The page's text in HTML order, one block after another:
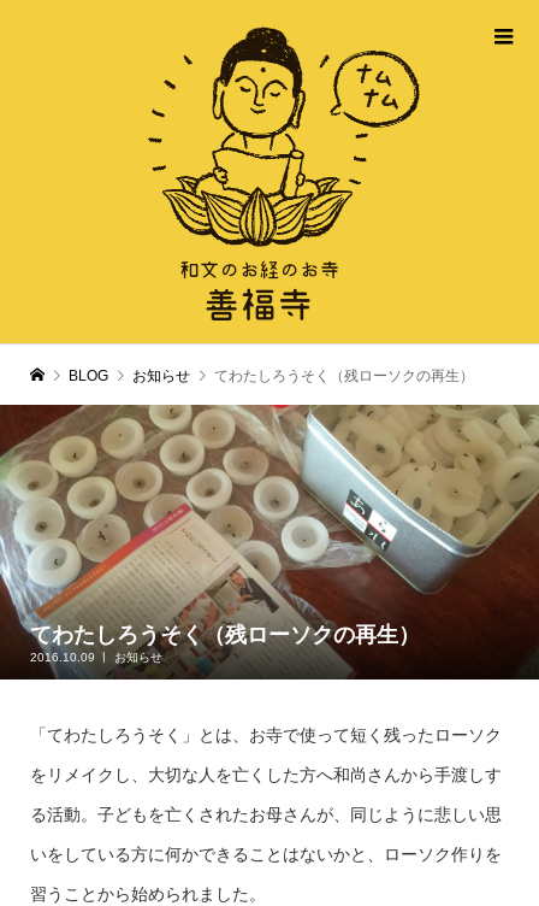
BLOG お知らせ てわたしろうそく（残ローソクの再生）
てわたしろうそく（残ローソクの再生）
2016.10.09 お知らせ
「てわたしろうそく」とは、お寺で使って短く残ったローソク
をリメイクし、大切な人を亡くした方へ和尚さんから手渡しす
る活動。子どもを亡くされたお母さんが、同じように悲しい思
いをしている方に何かできることはないかと、ローソク作りを
習うことから始められました。